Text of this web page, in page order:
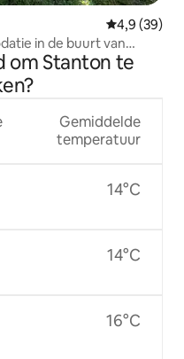
Gemiddelde
4,9 (39)
in de buurt van
om Stanton te
Gemiddelde
temperatuur
14°C
14°C
16°C